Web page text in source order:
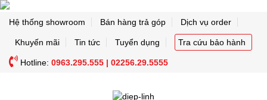
Hệ thống showroom Bán hàng trả góp Dịch vụ order
Khuyến mãi Tin tức Tuyển dụng Tra cứu bảo hành
Hotline: 0963.295.555 | 02256.29.5555